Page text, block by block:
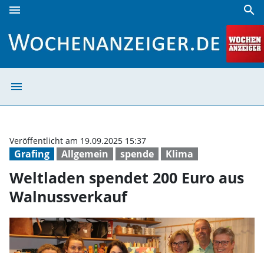
menu search
menu
Grafing Allgemein spende Klima
Veröffentlicht am 19.09.2025 15:37
Weltladen spendet 200 Euro aus
Walnussverkauf